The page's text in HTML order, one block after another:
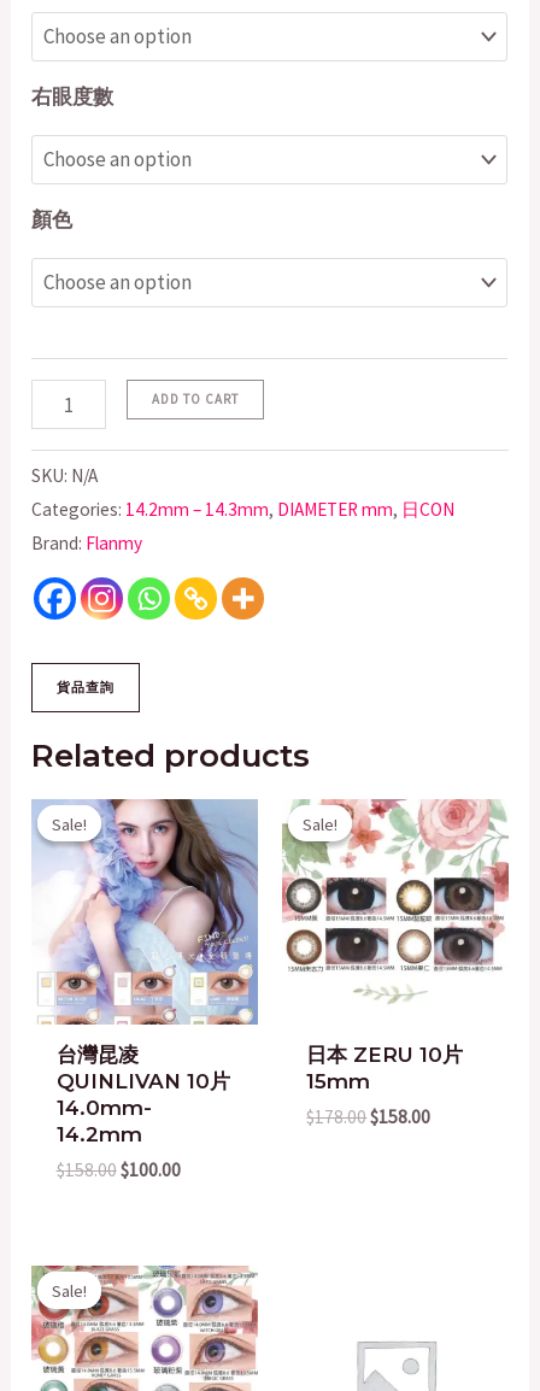
右眼度數
顏色
ADD TO CART
SKU: N/A
Categories: 14.2mm – 14.3mm, DIAMETER mm, 日CON
Brand: Flanmy
Related products
Sale!
Sale!
台灣昆凌
QUINLIVAN 10片
14.0mm-
14.2mm
$158.00
Original
price
was:
$158.00.
$100.00
Current
price
is:
$100.00.
Sale!
Sale!
日本 ZERU 10片
15mm
$178.00
Original
price
was:
$178.00.
$158.00
Current
price
is:
$158.00.
Sale!
Sale!
Original
price
was:
$60.00.
Current
price
is:
$50.00.